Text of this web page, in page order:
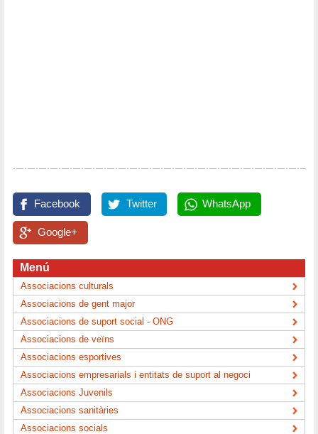
Facebook Twitter WhatsApp
Google+
Menú
Associacions culturals
Associacions de gent major
Associacions de suport social - ONG
Associacions de veïns
Associacions esportives
Associacions empresarials i entitats de suport al negoci
Associacions Juvenils
Associacions sanitàries
Associacions socials